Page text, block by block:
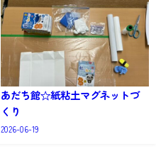
あだち館☆紙粘土マグネットづ
くり
2026-06-19